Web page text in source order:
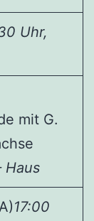
Uhr,
mit G.
Haus
17:00